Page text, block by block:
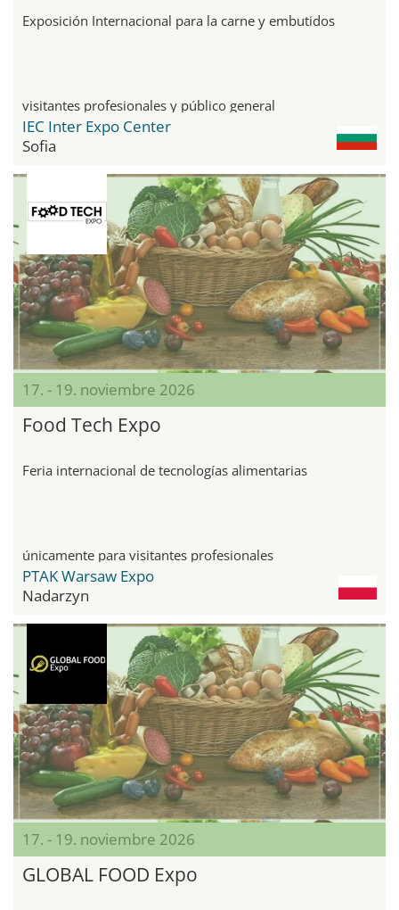
Exposición Internacional para la carne y embutidos
visitantes profesionales y público general
IEC Inter Expo Center
Sofia
17. - 19. noviembre 2026
Food Tech Expo
Feria internacional de tecnologías alimentarias
únicamente para visitantes profesionales
PTAK Warsaw Expo
Nadarzyn
17. - 19. noviembre 2026
GLOBAL FOOD Expo